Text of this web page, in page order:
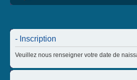
- Inscription
Veuillez nous renseigner votre date de